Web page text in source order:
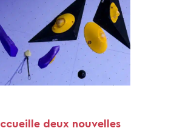
deux nouvelles